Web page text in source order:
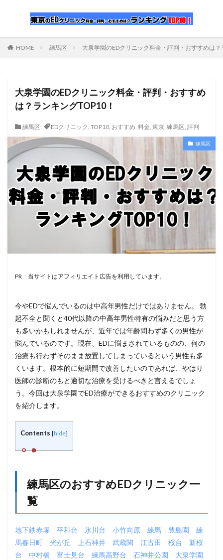
HOME 練馬区 大泉学園のEDクリニック料金・評判・おすすめは
大泉学園のEDクリニック料金・評判・おすすめ
は？ランキングTOP10！
練馬区 EDクリニック, TOP10, おすすめ, 料金, 東京, 練馬区, 評判
練馬区
PR 当サイトはアフィリエイト広告を利用しています。
今やEDで悩んでいるのは中高年男性だけではありません。 勃
起不全と聞くと40代以降の中高年男性特有の悩みだと思う方
も多いかもしれませんが、近年では年齢問わず多くの男性が
悩んでいるのです。現在、EDに悩まされているものの、何の
治療も行わずそのまま放置してしまっているという男性も多
くいます。根本的に短期間で改善したいのであれば、やはり
医師の診断のもと適切な治療を受けるべきと言えるでしょ
う。今回は大泉学園でED治療ができるおすすめのクリニック
を紹介します。
Contents [hide]
練馬区のおすすめEDクリニック一
覧
地下鉄赤塚 平和台 氷川台 小竹向原 練馬 豊島園
練
馬春日町
光が丘 上石神井 武蔵関 江古田 桜台
新桜
台
中村橋 富士見台 練馬高野台 石神井公園 大泉学園